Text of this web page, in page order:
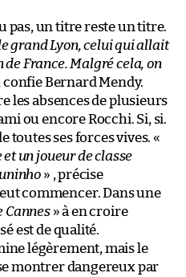
pas, un titre reste un titre.
grand Lyon, celui qui allait
France. Malgré cela, on
confie Bernard Mendy.
les absences de plusieurs
ou encore Rocchi. Si, si.
toutes ses forces vives. «
un joueur de classe
» , précise
commencer. Dans une
Cannes» à en croire
est de qualité.
légèrement, mais le
montrer dangereux par